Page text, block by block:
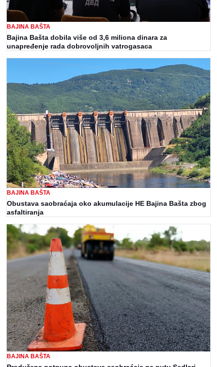
BAJINA BAŠTA
Bajina Bašta dobila više od 3,6 miliona dinara za
unapređenje rada dobrovoljnih vatrogasaca
BAJINA BAŠTA
Obustava saobraćaja oko akumulacije HE Bajina Bašta zbog
asfaltiranja
BAJINA BAŠTA